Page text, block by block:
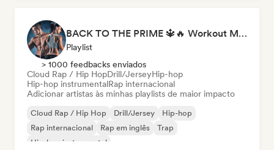
BACK TO THE PRIME 🔱🔥 Workout Motivation Playlist
Playlist
> 1000 feedbacks enviados
Cloud Rap / Hip HopDrill/JerseyHip-hop
Hip-hop instrumentalRap internacional
Adicionar artistas às minhas playlists de maior impacto
Cloud Rap / Hip Hop Drill/Jersey
Hip-hop
Rap internacional
Rap em inglês
Trap
Hip-hop instrumental